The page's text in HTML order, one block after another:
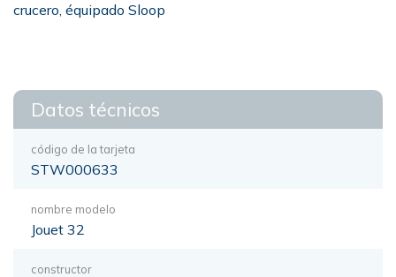
crucero, équipado Sloop
Datos técnicos
código de la tarjeta
STW000633
nombre modelo
Jouet 32
constructor